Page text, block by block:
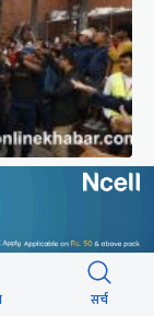
सर्च